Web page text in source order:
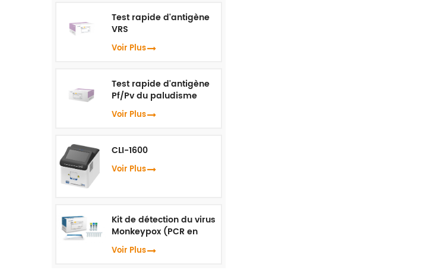
Test rapide d'antigène
VRS
Voir Plus
Test rapide d'antigène
Pf/Pv du paludisme
Voir Plus
CLI-1600
Voir Plus
Kit de détection du virus
Monkeypox (PCR en
temps réel)
Voir Plus